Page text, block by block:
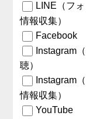
LINE（フ
情報収集）
Facebook
Instagram
聴）
Instagram
情報収集）
YouTube